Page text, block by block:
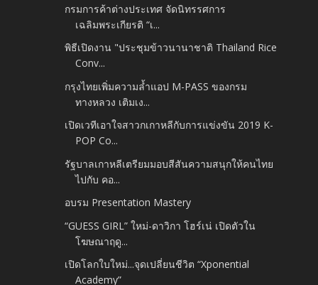
กรมการค้าต่างประเทศ จัดนิทรรศการ
เฉลิมพระเกียรติ “เ...
พิธีเปิดงาน "ประชุมข้าวนานาชาติ Thailand Rice
Conv...
กรุงไทยเพิ่มความล้ำแอป M-PASS ของกรม
ทางหลวง เติมเง...
เปิดเวทีเอาใจสาวกเกาหลีกับการแข่งขัน 2019 K-
POP Co...
รัฐบาลเกาหลีเตรียมมอบสีสันความสนุกให้คนไทย
ไปกับ คอ...
อบรม Presentation Mastery
“GUESS GIRL” ใหม่-ดาวิกา โฮร์เน่ เปิดตัวใน
โฆษณาฤดู...
เปิดโลกใบใหม่...จุดเปลี่ยนชีวิต “Xponential
Academy”